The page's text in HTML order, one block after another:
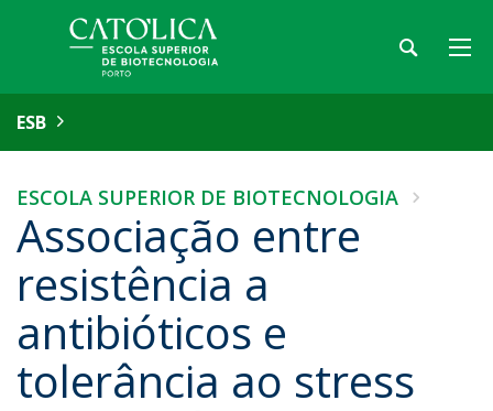
ESB
ESCOLA SUPERIOR DE BIOTECNOLOGIA
Associação entre
resistência a
antibióticos e
tolerância ao stress